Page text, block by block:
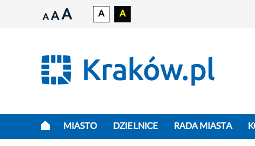
A A A A A
MIASTO DZIELNICE RADA MIASTA